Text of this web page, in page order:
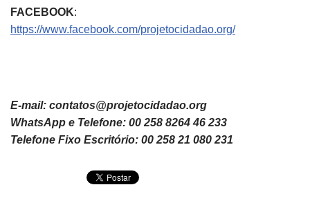
FACEBOOK:
https://www.facebook.com/projetocidadao.org/
E-mail: contatos@projetocidadao.org
WhatsApp e Telefone: 00 258 8264 46 233
Telefone Fixo Escritório: 00 258 21 080 231